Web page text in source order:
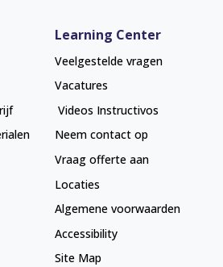
Learning Center
Veelgestelde vragen
Vacatures
Videos Instructivos
Neem contact op
Vraag offerte aan
Locaties
Algemene voorwaarden
Accessibility
Site Map